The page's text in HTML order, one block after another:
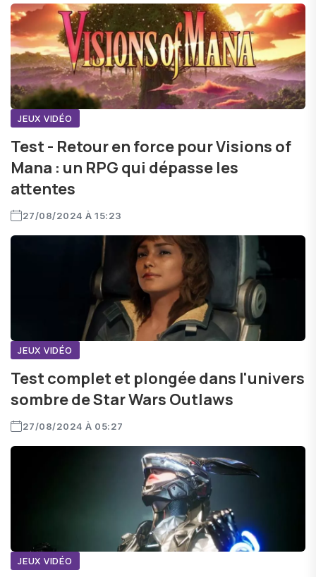
JEUX VIDÉO
Test - Retour en force pour Visions of
Mana : un RPG qui dépasse les
attentes
27/08/2024 À 15:23
JEUX VIDÉO
Test complet et plongée dans l'univers
sombre de Star Wars Outlaws
27/08/2024 À 05:27
JEUX VIDÉO